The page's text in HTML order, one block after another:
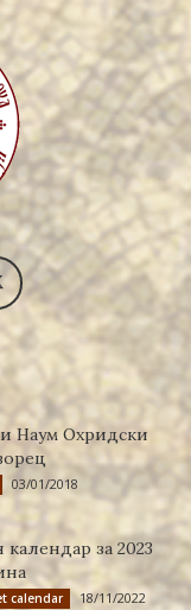
Наум Охридски
03/01/2018
за 2023
calendar 18/11/2022